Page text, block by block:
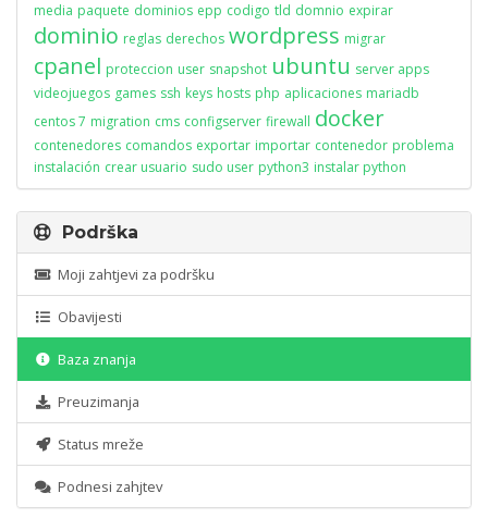
media paquete dominios epp codigo tld domnio expirar
dominio reglas derechos wordpress migrar
cpanel proteccion user snapshot ubuntu server apps
videojuegos games ssh keys hosts php aplicaciones mariadb
centos 7 migration cms configserver firewall docker
contenedores comandos exportar importar contenedor problema
instalación crear usuario sudo user python3 instalar python
Podrška
Moji zahtjevi za podršku
Obavijesti
Baza znanja
Preuzimanja
Status mreže
Podnesi zahjtev